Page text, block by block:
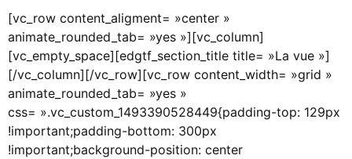
[vc_row content_aligment= »center »
animate_rounded_tab= »yes »][vc_column]
[vc_empty_space][edgtf_section_title title= »La vue »]
[/vc_column][/vc_row][vc_row content_width= »grid »
animate_rounded_tab= »yes »
css= ».vc_custom_1493390528449{padding-top: 129px
!important;padding-bottom: 300px
!important;background-position: center